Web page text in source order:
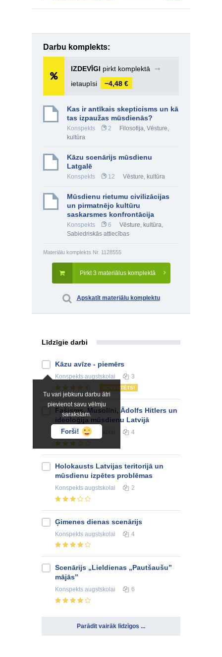
Darbu komplekts:
IZDEVĪGI pirkt komplektā
➞
ietaupīsi
−4,48 €
Kas ir antīkais skepticisms un kā
tas izpaužas mūsdienās?
Konspekts 2 Filosofija, Vēsture,
kultūra
Kāzu scenārijs mūsdienu
Latgalē
Konspekts 12 Vēsture, kultūra
Mūsdienu rietumu civilizācijas
un pirmatnējo kultūru
saskarsmes konfrontācija
Konspekts 6 Vēsture, kultūra,
Sabiedriskās attiecības
Materiālu komplekts Nr. 1128555
Pirkt 3 materiālus komplektā
Apskatīt materiālu komplektu
Līdzīgie darbi
Tu vari jebkuru darbu ātri
pievienot savu vēlmju
sarakstam.
Forši!
Kāzu avīze - piemērs
Konspekts augstskolai 3
NOVĒRTĒTS!
Fašisms, Musolīni, Ādolfs Hitlers un
ideoloģija mūsdienu Latvijā
Konspektsaugstskolai 4
Holokausts Latvijas teritorijā un
mūsdienu izpētes problēmas
Konspekts augstskolai 2
Ģimenes dienas scenārijs
Konspekts augstskolai 4
Scenārijs „Lieldienas „Pautšaušu”
mājās”
Konspekts augstskolai 6
Parādīt vairāk līdzīgos ...